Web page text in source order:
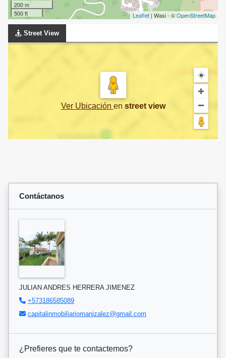
200 m
500 ft
Leaflet | Wasi - ©OpenStreetMap
Street View
Ver Ubicación en street view
Contáctanos
JULIAN ANDRES HERRERA JIMENEZ
+573186585089
capitalinmobiliariomanizalez@gmail.com
¿Prefieres que te contactemos?